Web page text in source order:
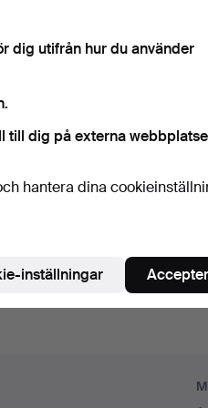
Om du ångrar dig kan du
användarvillkoren,
dig utifrån hur du använder
till dig på externa
hantera dina
inställningar